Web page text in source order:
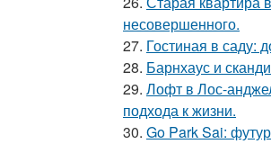
несовершенного.
27. Гостиная в саду:
28. Барнхаус и
29. Лофт в Лос-
подхода к жизни.
30. Go Park Sai: